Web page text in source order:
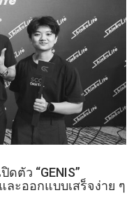
ดตัว “GENIS”
ะออกแบบเสร็จง่าย ๆ